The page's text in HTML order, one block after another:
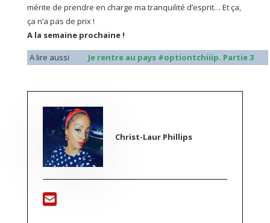
mérite de prendre en charge ma tranquilité d’esprit… Et ça,
ça n’a pas de prix !
A la semaine prochaine !
A lire aussi Je rentre au pays #optiontchiiip. Partie 3
Christ-Laur Phillips